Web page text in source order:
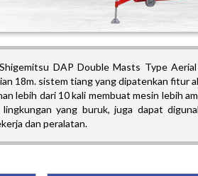
Shigemitsu DAP Double Masts Type
18m. sistem tiang yang dipatenkan fitur
lebih dari 10 kali membuat mesin lebih
yang buruk, juga dapat
dan peralatan.